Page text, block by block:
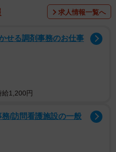
からコスプレイヤーとして
ェクト『D4DJ』に登場する
求人情報一覧へ
せる調剤事務のお仕事
1,200円
/訪問看護施設の一般